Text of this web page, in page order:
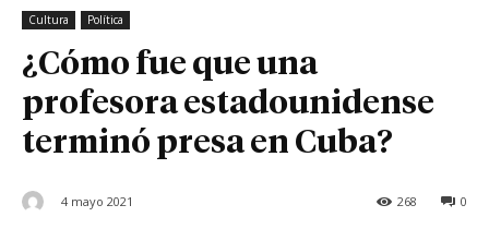
Cultura Política
¿Cómo fue que una
profesora estadounidense
terminó presa en Cuba?
4 mayo 2021 0
268